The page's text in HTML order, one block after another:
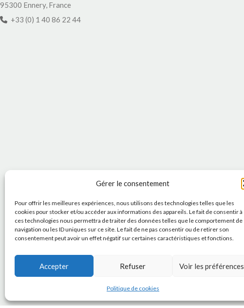
Gérer le consentement
Pour offrir les meilleures expériences, nous utilisons des technologies telles que les
cookies pour stocker et/ou accéder aux informations des appareils. Le fait de consentir à
ces technologies nous permettra de traiter des données telles que le comportement de
navigation ou les ID uniques sur ce site. Le fait de ne pas consentir ou de retirer son
consentement peut avoir un effet négatif sur certaines caractéristiques et fonctions.
Accepter Refuser Voir les préférences
Politique de cookies
95300 Ennery, France
+33 (0) 1 40 86 22 44